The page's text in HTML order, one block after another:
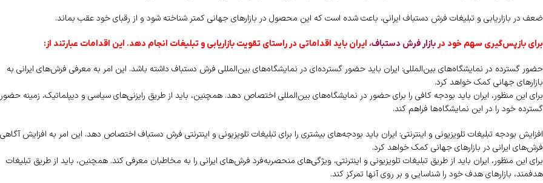
ضعف در بازاریابی و تبلیغات فرش دستباف ایرانی، باعث شده است که این محصول در بازارهای جهانی کمتر شناخته شود و از رقبای خود عقب بماند.
برای بازپس‌گیری سهم خود در بازار فرش دستباف، ایران باید اقداماتی در راستای تقویت بازاریابی و تبلیغات انجام دهد. این اقدامات عبارتند از:
حضور گسترده در نمایشگاه‌های بین‌المللی: ایران باید حضور گسترده‌ای در نمایشگاه‌های بین‌المللی فرش دستباف داشته باشد. این امر به معرفی فرش‌های ایرانی به
بازارهای جهانی کمک خواهد کرد.
برای این منظور، ایران باید بودجه کافی را برای حضور در نمایشگاه‌های بین‌المللی اختصاص دهد. همچنین، باید از طریق رایزنی‌های سیاسی و دیپلماتیک، زمینه حضور
گسترده خود را در این نمایشگاه‌ها فراهم کند.
افزایش بودجه تبلیغات تلویزیونی و اینترنتی: ایران باید بودجه‌های بیشتری را برای تبلیغات تلویزیونی و اینترنتی فرش دستباف اختصاص دهد. این امر به افزایش آگاهی
فرش‌های ایرانی در بازارهای جهانی کمک خواهد کرد.
برای این منظور، ایران باید از طریق تبلیغات تلویزیونی و اینترنتی، ویژگی‌های منحصربه‌فرد فرش‌های ایرانی را به مخاطبان معرفی کند. همچنین، باید از طریق تبلیغات
هدفمند، بازارهای هدف خود را شناسایی و بر روی آنها تمرکز کند.